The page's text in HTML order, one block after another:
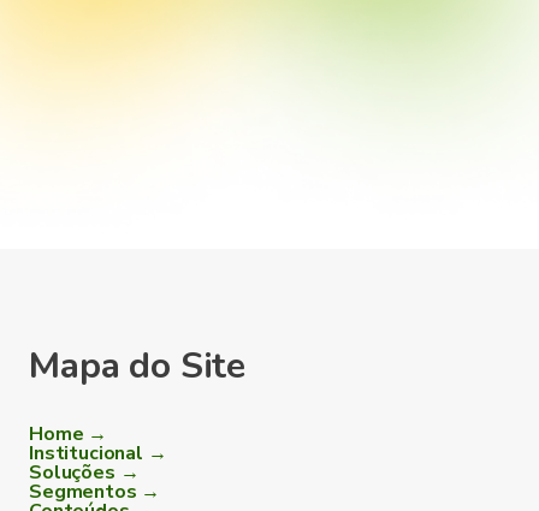
Mapa do Site
Home →
Institucional →
Soluções →
Segmentos →